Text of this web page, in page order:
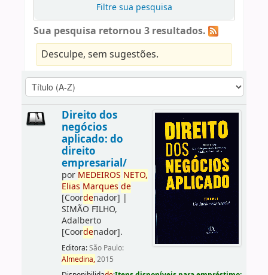
Filtre sua pesquisa
Sua pesquisa retornou 3 resultados.
Desculpe, sem sugestões.
Direito dos
negócios
aplicado: do
direito
empresarial/
por MEDEIROS NETO,
Elias Marques de
[Coordenador] |
SIMÃO FILHO,
Adalberto
[Coordenador].
Editora:São Paulo:
Almedina,2015